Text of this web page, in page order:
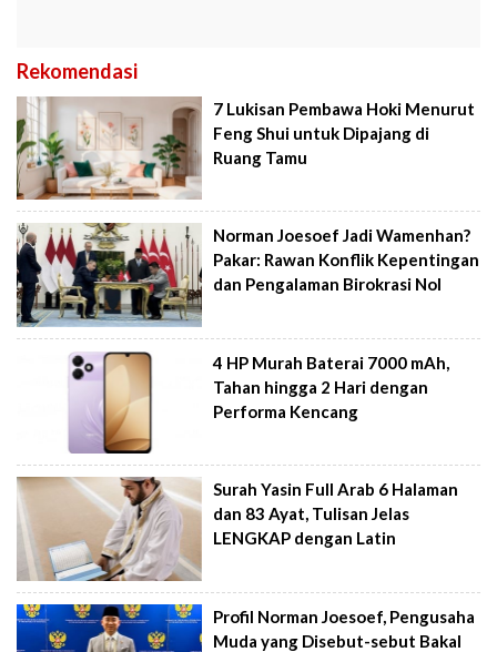
Rekomendasi
7 Lukisan Pembawa Hoki Menurut
Feng Shui untuk Dipajang di
Ruang Tamu
Norman Joesoef Jadi Wamenhan?
Pakar: Rawan Konflik Kepentingan
dan Pengalaman Birokrasi Nol
4 HP Murah Baterai 7000 mAh,
Tahan hingga 2 Hari dengan
Performa Kencang
Surah Yasin Full Arab 6 Halaman
dan 83 Ayat, Tulisan Jelas
LENGKAP dengan Latin
Profil Norman Joesoef, Pengusaha
Muda yang Disebut-sebut Bakal